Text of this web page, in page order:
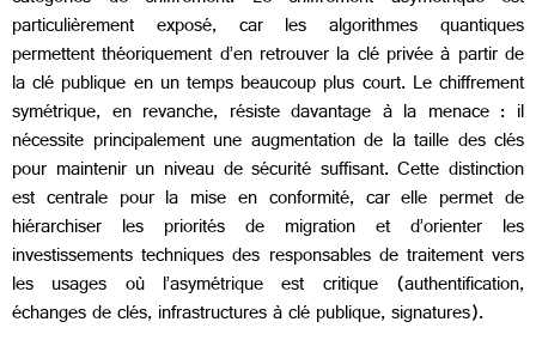
particulièrement exposé, car les algorithmes quantiques
permettent théoriquement d’en retrouver la clé privée à partir de
la clé publique en un temps beaucoup plus court. Le chiffrement
symétrique, en revanche, résiste davantage à la menace : il
nécessite principalement une augmentation de la taille des clés
pour maintenir un niveau de sécurité suffisant. Cette distinction
est centrale pour la mise en conformité, car elle permet de
hiérarchiser les priorités de migration et d’orienter les
investissements techniques des responsables de traitement vers
les usages où l’asymétrique est critique (authentification,
échanges de clés, infrastructures à clé publique, signatures).